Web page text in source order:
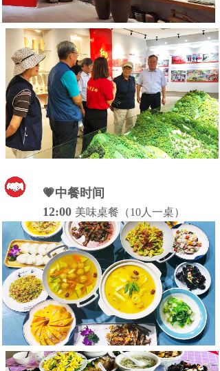
💗中餐时间
12:00 美味桌餐（10人一桌）